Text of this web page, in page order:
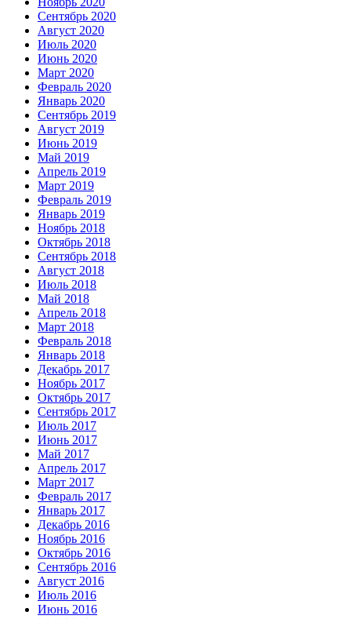
Сентябрь 2020
Август 2020
Июль 2020
Июнь 2020
Март 2020
Февраль 2020
Январь 2020
Сентябрь 2019
Август 2019
Июнь 2019
Май 2019
Апрель 2019
Март 2019
Февраль 2019
Январь 2019
Ноябрь 2018
Октябрь 2018
Сентябрь 2018
Август 2018
Июль 2018
Май 2018
Апрель 2018
Март 2018
Февраль 2018
Январь 2018
Декабрь 2017
Ноябрь 2017
Октябрь 2017
Сентябрь 2017
Июль 2017
Июнь 2017
Май 2017
Апрель 2017
Март 2017
Февраль 2017
Январь 2017
Декабрь 2016
Ноябрь 2016
Октябрь 2016
Сентябрь 2016
Август 2016
Июль 2016
Июнь 2016